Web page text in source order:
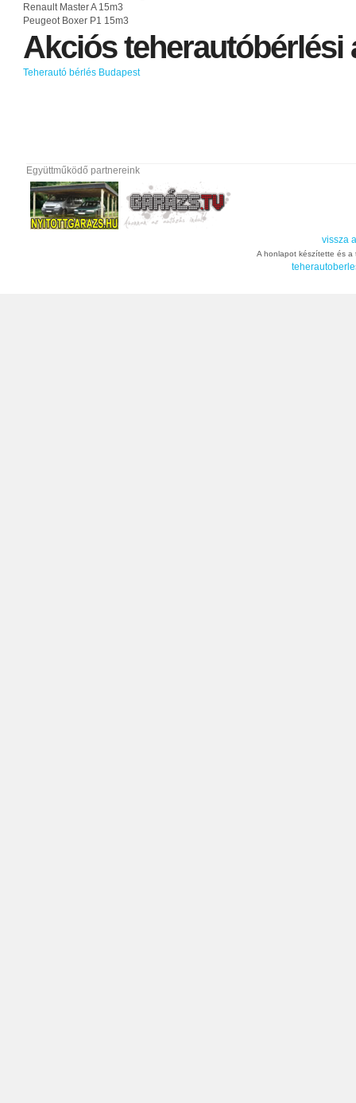
Renault Master A 15m3
Peugeot Boxer P1 15m3
Akciósteherautóbérlési
Teherautó bérlés Budapest
Együttműködő partnereink
vissza
A honlapot készítette és